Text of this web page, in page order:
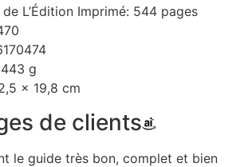
L’Édition Imprimé: 544 pages
g
x 19,8 cm
de clients
le guide très bon, complet et bien